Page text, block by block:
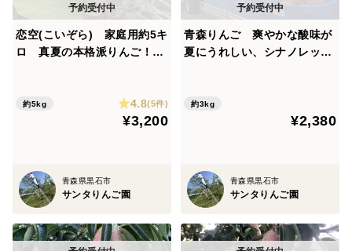
恋空(こいぞら) 家庭用約5キ
ロ 真夏の本格派りんご！
約5kg 4.8(5件)
¥3,200
青森県黒石市
サンタりんご園
青森りんご 爽やかな酸味が
夏にうれしい、シナノレッ
約3kg
¥2,380
青森県黒石市
サンタりんご園